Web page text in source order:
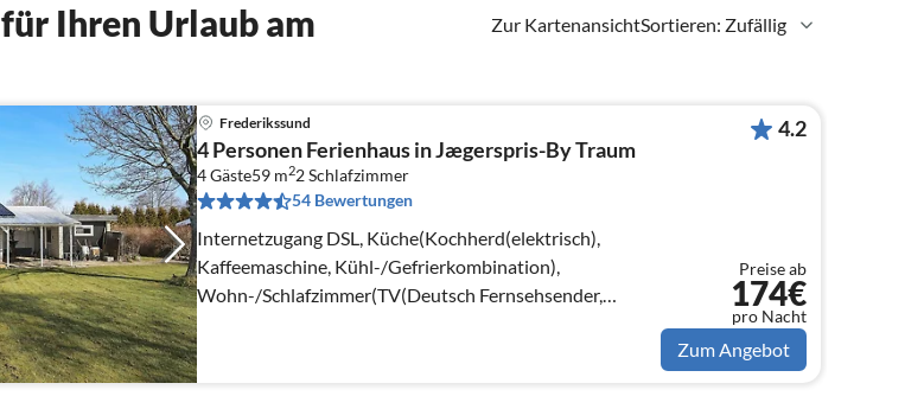
Zur KartenansichtSortieren: Zufällig
Ihren Urlaub am
Frederikssund
4 Personen Ferienhaus in Jægerspris-By Traum
4 Gäste59 m22Schlafzimmer
54 Bewertungen
Internetzugang DSL, Küche(Kochherd(elektrisch),
Kaffeemaschine, Kühl-/Gefrierkombination),
Wohn-/Schlafzimmer(TV(Deutsch Fernsehsender,
dänische Fernsehsender))
4.2
Preise ab
174€
pro Nacht
Zum Angebot